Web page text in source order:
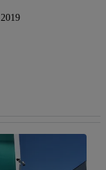
2019